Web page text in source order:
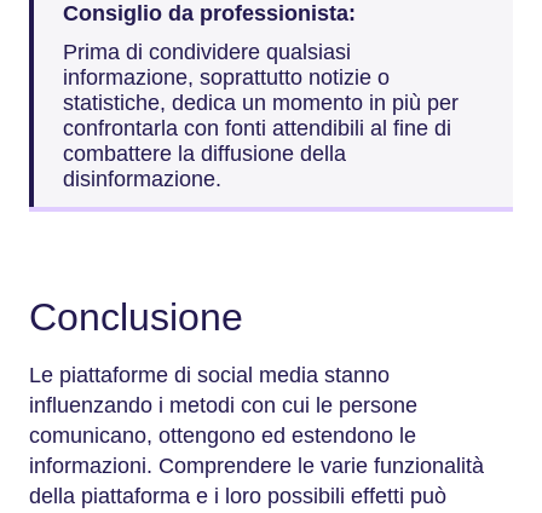
Consiglio da professionista:
Prima di condividere qualsiasi
informazione, soprattutto notizie o
statistiche, dedica un momento in più per
confrontarla con fonti attendibili al fine di
combattere la diffusione della
disinformazione.
Conclusione
Le piattaforme di social media stanno
influenzando i metodi con cui le persone
comunicano, ottengono ed estendono le
informazioni. Comprendere le varie funzionalità
della piattaforma e i loro possibili effetti può